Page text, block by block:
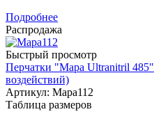
Подробнее
Распродажа
Быстрый просмотр
Перчатки "Mapa Ultranitril
воздействий)
Артикул: Mapa112
Таблица размеров